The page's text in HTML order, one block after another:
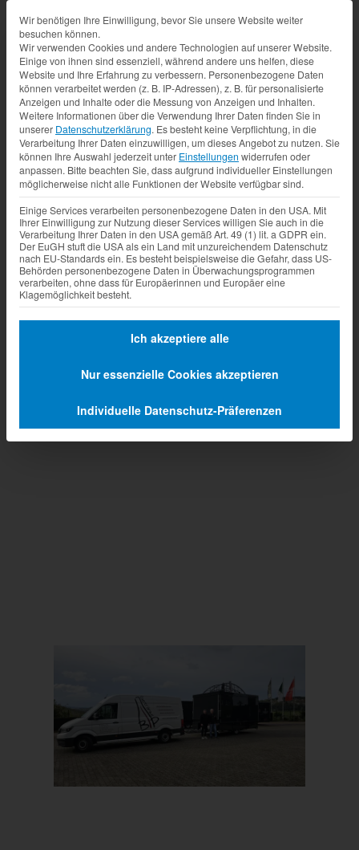
Datenschutz-Präferenz
Wir benötigen Ihre Einwilligung, bevor Sie unsere Website weiter
besuchen können.
Wir verwenden Cookies und andere Technologien auf unserer Website.
Einige von ihnen sind essenziell, während andere uns helfen, diese
Website und Ihre Erfahrung zu verbessern. Personenbezogene Daten
können verarbeitet werden (z. B. IP-Adressen), z. B. für personalisierte
Anzeigen und Inhalte oder die Messung von Anzeigen und Inhalten.
Weitere Informationen über die Verwendung Ihrer Daten finden Sie in
unserer Datenschutzerklärung. Es besteht keine Verpflichtung, in die
Verarbeitung Ihrer Daten einzuwilligen, um dieses Angebot zu nutzen. Sie
können Ihre Auswahl jederzeit unter Einstellungen widerrufen oder
anpassen. Bitte beachten Sie, dass aufgrund individueller Einstellungen
möglicherweise nicht alle Funktionen der Website verfügbar sind.
Einige Services verarbeiten personenbezogene Daten in den USA. Mit
Ihrer Einwilligung zur Nutzung dieser Services willigen Sie auch in die
Verarbeitung Ihrer Daten in den USA gemäß Art. 49 (1) lit. a GDPR ein.
Der EuGH stuft die USA als ein Land mit unzureichendem Datenschutz
nach EU-Standards ein. Es besteht beispielsweise die Gefahr, dass US-
Behörden personenbezogene Daten in Überwachungsprogrammen
verarbeiten, ohne dass für Europäerinnen und Europäer eine
Klagemöglichkeit besteht.
Ich akzeptiere alle
Nur essenzielle Cookies akzeptieren
Individuelle Datenschutz-Präferenzen